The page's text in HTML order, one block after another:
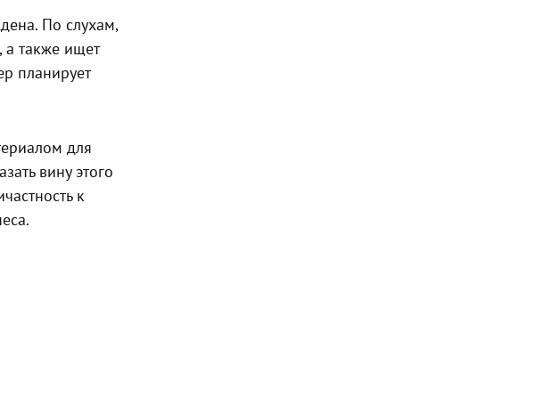
По слухам,
а также ищет
планирует
для
вину этого
к